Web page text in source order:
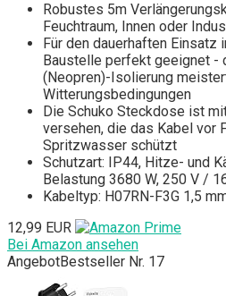
Robustes 5m
Feuchtraum, Innen oder
Für den dauerhaften Einsatz
Baustelle perfekt geeignet -
(Neopren)-Isolierung
Witterungsbedingungen
Die Schuko Steckdose ist
versehen, die das Kabel vor
Spritzwasser schützt
Schutzart: IP44, Hitze- und
Belastung 3680 W, 250 V /
Kabeltyp: H07RN-F3G 1,5
12,99 EUR
Bei Amazon ansehen
AngebotBestseller Nr. 17